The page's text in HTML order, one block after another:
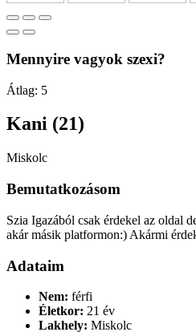
Mennyire vagyok szexi?
Átlag: 5
Kani (21)
Miskolc
Bemutatkozásom
Szia Igazából csak érdekel az oldal
akár másik platformon:) Akármi
Adataim
Nem: férfi
Életkor: 21 év
Lakhely: Miskolc